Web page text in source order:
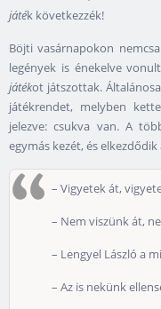
játék következzék!
Böjti vasárnapokon
legények is énekelve
játékot játszottak.
játékrendet, melyben
jelezve: csukva van. A
egymás kezét, és elkezdődik
– Vigyetek át,
– Nem viszünk át,
– Lengyel László a
– Az is nekünk